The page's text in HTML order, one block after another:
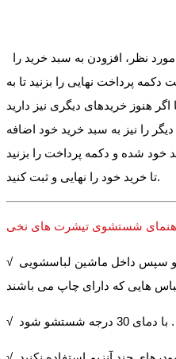
نظر، افزودن به سبد خرید را
پرداخت نهایی را بزنید تا به
هنوز خریدهای دیگری نیز دارید
را نیز به سبد خرید خود اضافه
خود شده و دکمه پرداخت را بزنید
تا خرید خود را نهایی و ثبت کنید.
√ تیشرت ها را پشت و رو کرده و سپس داخل ماشین لباسشویی
√ با دمای 30 درجه شستشو شود .